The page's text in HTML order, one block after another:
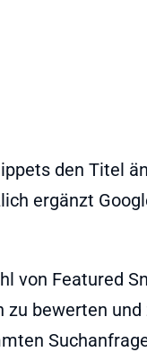
den Titel
ergänzt
von Featured
bewerten